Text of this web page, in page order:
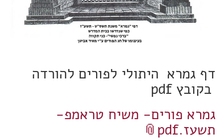
דף גמרא היתולי לפורים להורדה
בקובץ pdf
גמרא פורים- משיח טראמפ-
תשעז.pdf